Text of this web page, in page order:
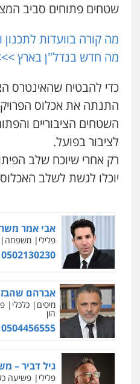
שטחים פתוחים סביב
מה קורה בוועדות לתכנון
מה חדש בנדל"ן בארץ
כדי להבטיח שהאינטרס
התנתה את אכלוס
השטחים הציבוריים
לציבור בפועל.
רק אחרי שיוכח שלב
יוכלו לגשת לשלב
אלי אונגר
עסקים
0507302623
עו"ד ד"ר
כלכלי הלבנת
0507061374
מצגר ושות',
נדל"ן / עסקים
הוצאה לפועל
אבי אמר
פלילי משפחה
0502130230
אברהם
מיסים כלכלי
הון
0504456555
גיל דביר –
פלילי פשיעה
ניר קידר –
דין
0504578527
רונן הלל –
שליליים
0522508109